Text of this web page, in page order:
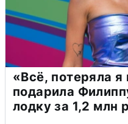
«Всё, потеряла
подарила
лодку за 1,2 млн